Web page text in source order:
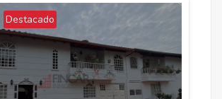
Destacado